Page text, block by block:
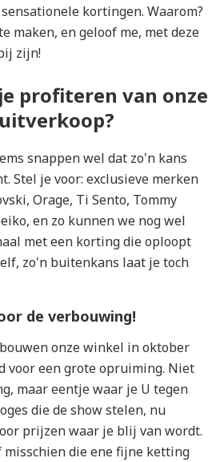
kortingen. Waarom?
maken, en geloof me, met deze
zijn!
profiteren van onze
snappen wel dat zo'n kans
Stel je voor: exclusieve merken
Orage, Ti Sento, Tommy
en zo kunnen we nog wel
met een korting die oploopt
zo'n buitenkans laat je toch
de verbouwing!
onze winkel in oktober
voor een grote opruiming. Niet
maar eentje waar je U tegen
die de show stelen, nu
prijzen waar je blij van wordt.
misschien die ene fijne ketting